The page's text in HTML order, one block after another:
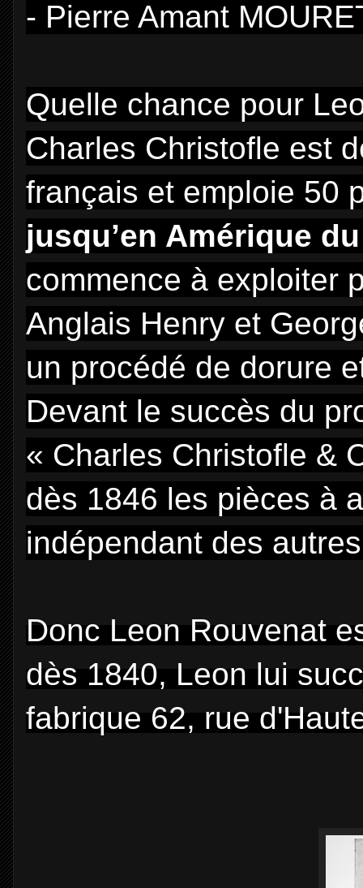
- Pierre Amant
Quelle chance pour
Charles Christofle est
français et emploie 50
jusqu’en Amérique
commence à exploiter
Anglais Henry et
un procédé de dorure
Devant le succès du
« Charles Christofle &
dès 1846 les pièces à
indépendant des
Donc Leon Rouvenat
dès 1840, Leon lui
fabrique 62, rue